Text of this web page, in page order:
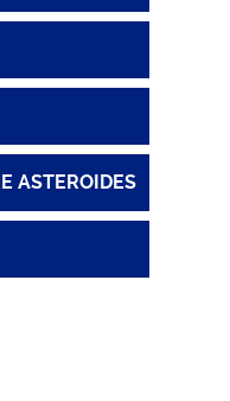
ASTEROIDES